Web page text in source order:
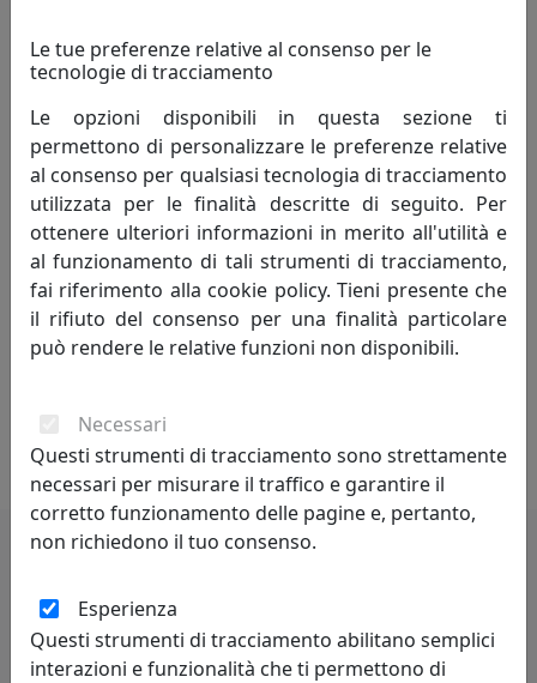
per tutta la casa, attraverso la
valorizzazione e l'espressività dei materiali.
Ogni elemento è basato sull'uso di materiali naturali di
qualità, elaborati e resi unici attraverso un percorso
produttivo che utilizza tecnologie avanzate e si avvale
della collaborazione di artigiani altamente competenti
ed esperti.
Nei complementi d'arredo MATERIUM è evidente la
passione per il design e la funzionalità degli oggetti, che
sono il frutto dell'incessante sperimentazione
convivere all'interno di uno stesso prodotto, reso
differente dalle consuetudini formali e funzionali.
Le tue preferenze relative al consenso per le
tecnologie di tracciamento
Le opzioni disponibili in questa sezione ti
permettono di personalizzare le preferenze relative
al consenso per qualsiasi tecnologia di tracciamento
utilizzata per le finalità descritte di seguito. Per
ottenere ulteriori informazioni in merito all'utilità e
al funzionamento di tali strumenti di tracciamento,
fai riferimento alla cookie policy. Tieni presente che
il rifiuto del consenso per una finalità particolare
può rendere le relative funzioni non disponibili.
Necessari
Questi strumenti di tracciamento sono strettamente
necessari per misurare il traffico e garantire il
corretto funzionamento delle pagine e, pertanto,
non richiedono il tuo consenso.
Esperienza
Questi strumenti di tracciamento abilitano semplici
interazioni e funzionalità che ti permettono di